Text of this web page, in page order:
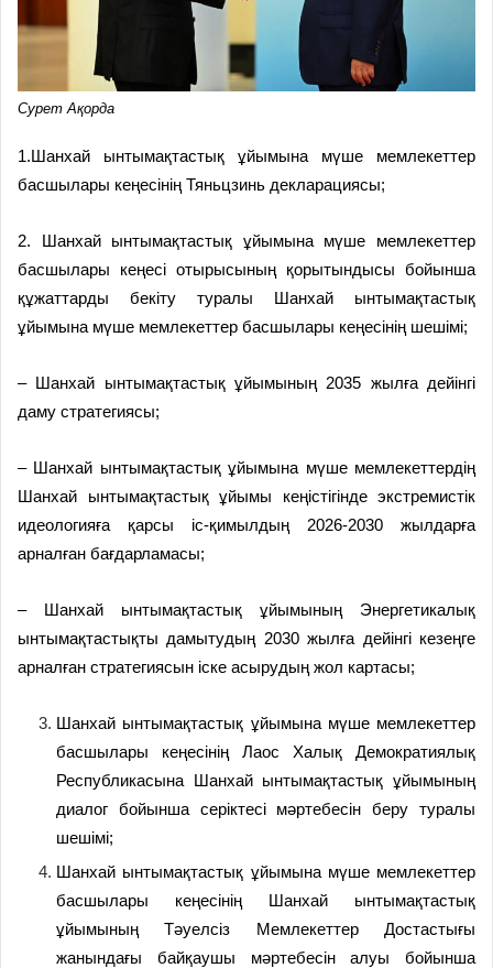
Сурет Ақорда
1.Шанхай ынтымақтастық ұйымына мүше мемлекеттер
басшылары кеңесінің Тяньцзинь декларациясы;
2. Шанхай ынтымақтастық ұйымына мүше мемлекеттер
басшылары кеңесі отырысының қорытындысы бойынша
құжаттарды бекіту туралы Шанхай ынтымақтастық
ұйымына мүше мемлекеттер басшылары кеңесінің шешімі;
– Шанхай ынтымақтастық ұйымының 2035 жылға дейінгі
даму стратегиясы;
– Шанхай ынтымақтастық ұйымына мүше мемлекеттердің
Шанхай ынтымақтастық ұйымы кеңістігінде экстремистік
идеологияға қарсы іс-қимылдың 2026-2030 жылдарға
арналған бағдарламасы;
– Шанхай ынтымақтастық ұйымының Энергетикалық
ынтымақтастықты дамытудың 2030 жылға дейінгі кезеңге
арналған стратегиясын іске асырудың жол картасы;
Шанхай ынтымақтастық ұйымына мүше мемлекеттер
басшылары кеңесінің Лаос Халық Демократиялық
Республикасына Шанхай ынтымақтастық ұйымының
диалог бойынша серіктесі мәртебесін беру туралы
шешімі;
Шанхай ынтымақтастық ұйымына мүше мемлекеттер
басшылары кеңесінің Шанхай ынтымақтастық
ұйымының Тәуелсіз Мемлекеттер Достастығы
жанындағы байқаушы мәртебесін алуы бойынша